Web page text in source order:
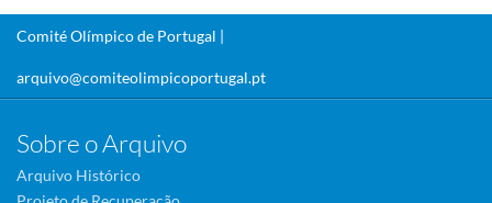
Comité Olímpico de Portugal |
arquivo@comiteolimpicoportugal.pt
Sobre o Arquivo
Arquivo Histórico